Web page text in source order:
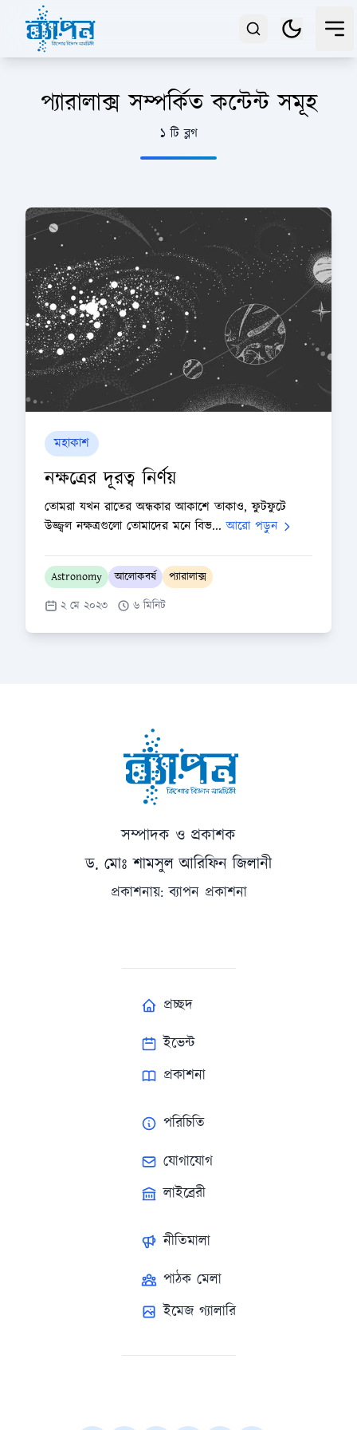
প্যারালাক্স সম্পর্কিত কন্টেন্ট সমূহ
১ টি ব্লগ
মহাকাশ
নক্ষত্রের দূরত্ব নির্ণয়
তোমরা যখন রাতের অন্ধকার আকাশে তাকাও, ফুটফুটে
উজ্জ্বল নক্ষত্রগুলো তোমাদের মনে বিভ...আরো পড়ুন
Astronomy আলোকবর্ষ
প্যারালাক্স
২ মে ২০২৩
৬ মিনিট
সম্পাদক ও প্রকাশক
ড. মোঃ শামসুল আরিফিন জিলানী
প্রকাশনায়: ব্যাপন প্রকাশনা
প্রচ্ছদ
ইভেন্ট
প্রকাশনা
পরিচিতি
যোগাযোগ
লাইব্রেরী
নীতিমালা
পাঠক মেলা
ইমেজ গ্যালারি